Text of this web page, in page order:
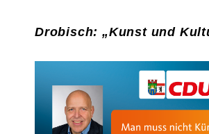
Drobisch: „Kunst und